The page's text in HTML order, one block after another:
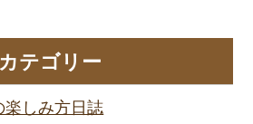
カテゴリー
楽しみ方日誌